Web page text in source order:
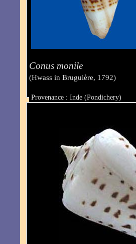
Conus monile
(Hwass in Bruguière, 1792)
Provenance : Inde (Pondichery)
Taille : 54 mm